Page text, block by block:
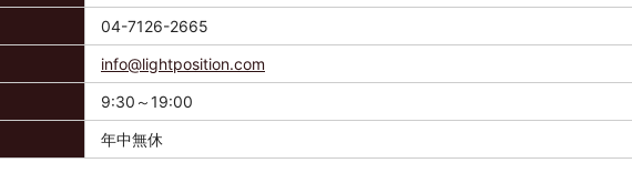
04-7126-2665
info@lightposition.com
9:30～19:00
年中無休